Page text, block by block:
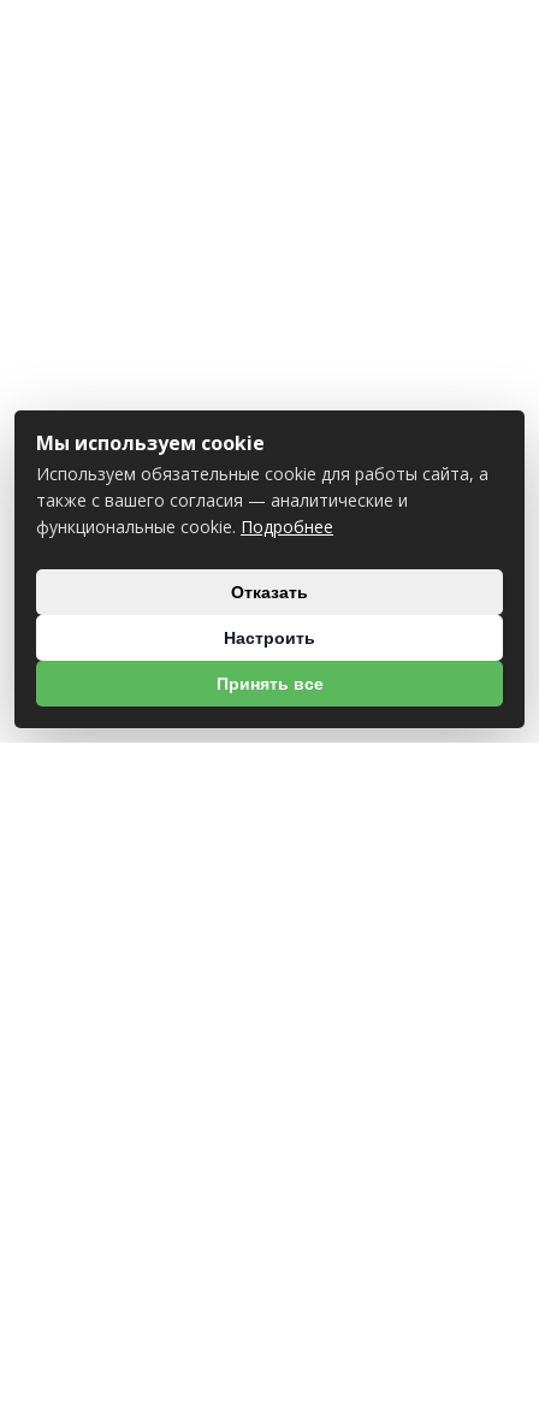
Мы используем cookie
Используем обязательные cookie для работы сайта, а
также с вашего согласия — аналитические и
функциональные cookie. Подробнее
Отказать
Настроить
Принять все